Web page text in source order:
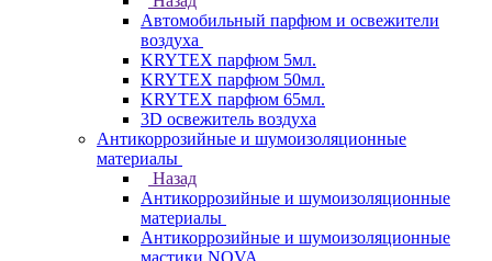
Автомобильный парфюм и освежители
воздуха
KRYTEX парфюм 5мл.
KRYTEX парфюм 50мл.
KRYTEX парфюм 65мл.
3D освежитель воздуха
Антикоррозийные и шумоизоляционные
материалы
Назад
Антикоррозийные и шумоизоляционные
материалы
Антикоррозийные и шумоизоляционные
мастики NOVA